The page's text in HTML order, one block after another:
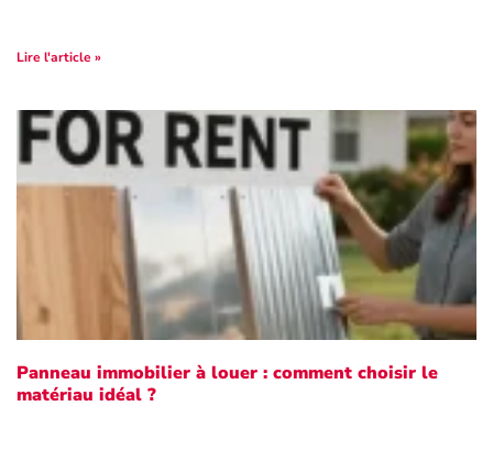
Lire l'article »
Panneau immobilier à louer : comment choisir le
matériau idéal ?